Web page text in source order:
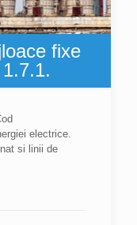
fixe
electrice.
si linii de